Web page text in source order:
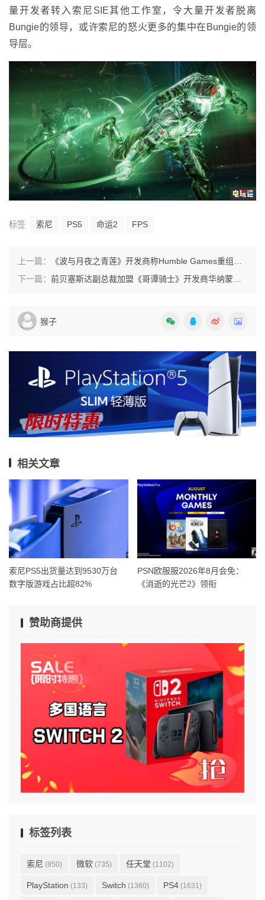
量开发者转入索尼SIE其他工作室，令大量开发者脱离
Bungie的领导，或许索尼的怒火更多的集中在Bungie的领
导层。
标签 索尼 PS5 命运2 FPS
上一篇：
《波与月夜之青莲》开发商称Humble Games重组令其“措手不及”
下一篇： 前贝塞斯达副总裁加盟《哥谭骑士》开发商华纳蒙特利尔担任负责人
猴子
相关文章
索尼PS5出货量达到9530万台
数字版游戏占比超82%
PSN欧服服2026年8月会免：
《消逝的光芒2》领衔
赞助商提供
标签列表
索尼 (850) 微软 (735) 任天堂 (1102)
PlayStation (133) Switch (1360) PS4 (1631)